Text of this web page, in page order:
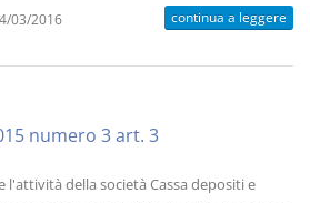
03/2016 continua a leggere
numero 3 art. 3
l'attività della società Cassa depositi e